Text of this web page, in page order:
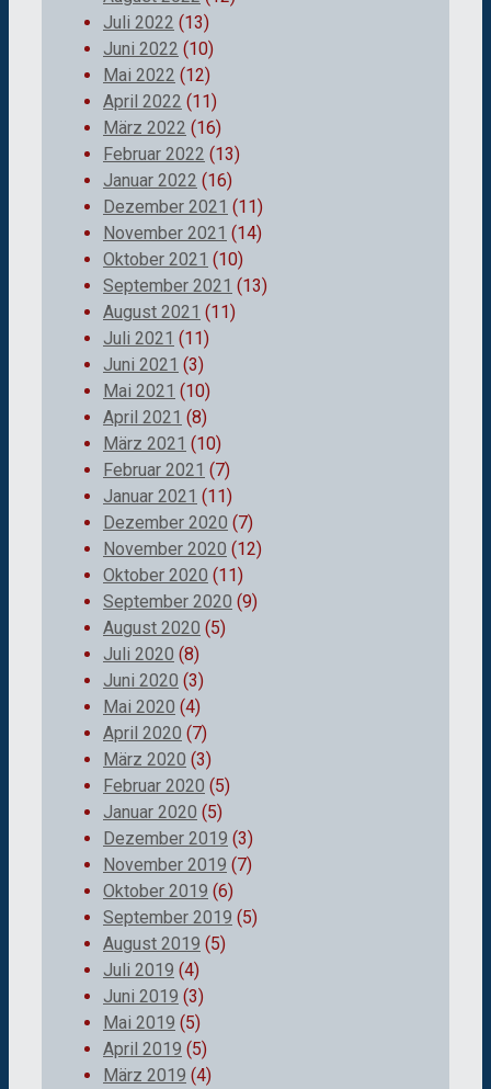
Juli 2022 (13)
Juni 2022 (10)
Mai 2022 (12)
April 2022 (11)
März 2022 (16)
Februar 2022 (13)
Januar 2022 (16)
Dezember 2021 (11)
November 2021 (14)
Oktober 2021 (10)
September 2021 (13)
August 2021 (11)
Juli 2021 (11)
Juni 2021 (3)
Mai 2021 (10)
April 2021 (8)
März 2021 (10)
Februar 2021 (7)
Januar 2021 (11)
Dezember 2020 (7)
November 2020 (12)
Oktober 2020 (11)
September 2020 (9)
August 2020 (5)
Juli 2020 (8)
Juni 2020 (3)
Mai 2020 (4)
April 2020 (7)
März 2020 (3)
Februar 2020 (5)
Januar 2020 (5)
Dezember 2019 (3)
November 2019 (7)
Oktober 2019 (6)
September 2019 (5)
August 2019 (5)
Juli 2019 (4)
Juni 2019 (3)
Mai 2019 (5)
April 2019 (5)
März 2019 (4)